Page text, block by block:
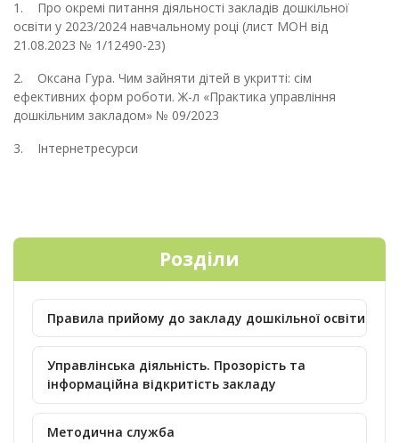
1. Про окремі питання діяльності закладів дошкільної
освіти у 2023/2024 навчальному році (лист МОН від
21.08.2023 № 1/12490-23)
2. Оксана Гура. Чим зайняти дітей в укритті: сім
ефективних форм роботи. Ж-л «Практика управління
дошкільним закладом» № 09/2023
3. Інтернетресурси
Розділи
Правила прийому до закладу дошкільної освіти
Управлінська діяльність. Прозорість та
інформаційна відкритість закладу
Методична служба